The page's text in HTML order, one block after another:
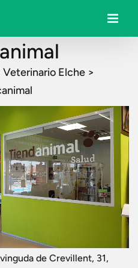
Veterinario Elche >
de Crevillent, 31,